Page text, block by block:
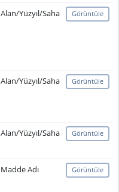
Alan/Yüzyıl/Saha Görüntüle
Alan/Yüzyıl/Saha Görüntüle
Alan/Yüzyıl/Saha Görüntüle
Madde Adı Görüntüle